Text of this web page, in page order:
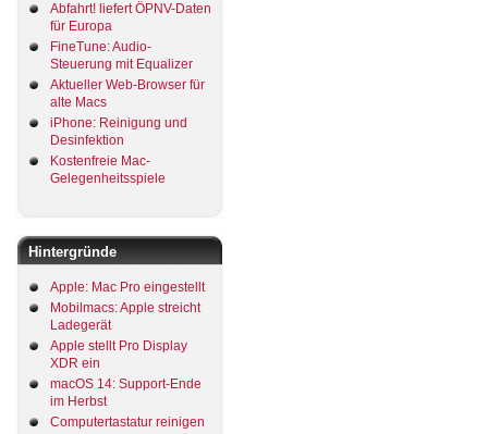
Abfahrt! liefert ÖPNV-Daten
für Europa
FineTune: Audio-
Steuerung mit Equalizer
Aktueller Web-Browser für
alte Macs
iPhone: Reinigung und
Desinfektion
Kostenfreie Mac-
Gelegenheitsspiele
Hintergründe
Apple: Mac Pro eingestellt
Mobilmacs: Apple streicht
Ladegerät
Apple stellt Pro Display
XDR ein
macOS 14: Support-Ende
im Herbst
Computertastatur reinigen